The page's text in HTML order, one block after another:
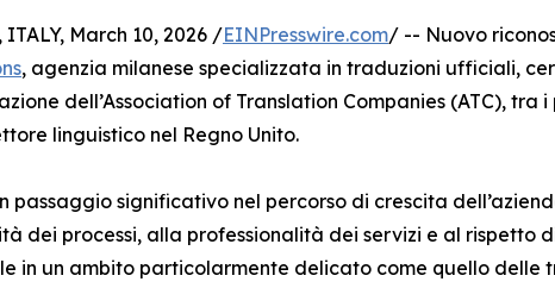
March 10, 2026 /EINPresswire.com/ -- Nuovo
, agenzia milanese specializzata in traduzioni ufficiali,
dell’Association of Translation Companies (ATC), tra
linguistico nel Regno Unito.
passaggio significativo nel percorso di crescita
dei processi, alla professionalità dei servizi e al rispetto
in un ambito particolarmente delicato come quello delle